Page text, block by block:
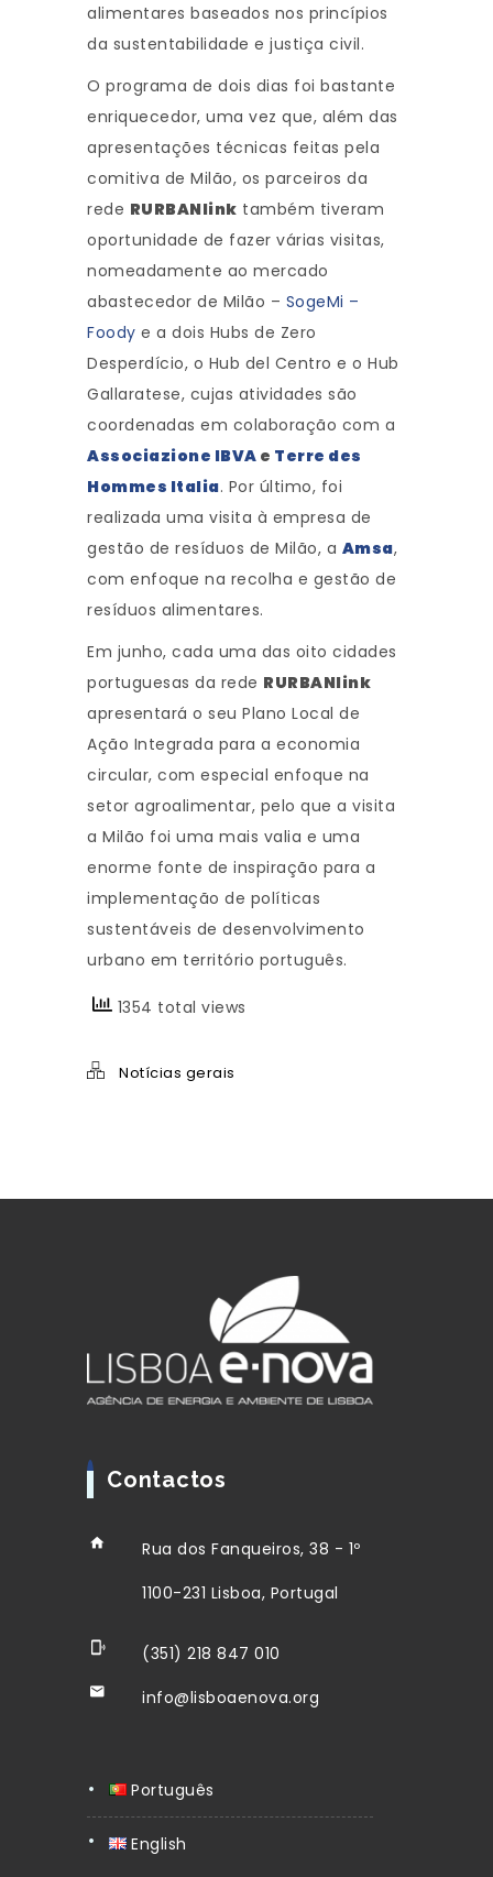
alimentares baseados nos princípios
da sustentabilidade e justiça civil.
O programa de dois dias foi bastante
enriquecedor, uma vez que, além das
apresentações técnicas feitas pela
comitiva de Milão, os parceiros da
rede RURBANlink também tiveram
oportunidade de fazer várias visitas,
nomeadamente ao mercado
abastecedor de Milão – SogeMi –
Foody e a dois Hubs de Zero
Desperdício, o Hub del Centro e o Hub
Gallaratese, cujas atividades são
coordenadas em colaboração com a
Associazione IBVA e Terre des
Hommes Italia. Por último, foi
realizada uma visita à empresa de
gestão de resíduos de Milão, a Amsa,
com enfoque na recolha e gestão de
resíduos alimentares.
Em junho, cada uma das oito cidades
portuguesas da rede RURBANlink
apresentará o seu Plano Local de
Ação Integrada para a economia
circular, com especial enfoque na
setor agroalimentar, pelo que a visita
a Milão foi uma mais valia e uma
enorme fonte de inspiração para a
implementação de políticas
sustentáveis de desenvolvimento
urbano em território português.
1354 total views
Notícias gerais
Contactos
Rua dos Fanqueiros, 38 - 1º
1100-231 Lisboa, Portugal
(351) 218 847 010
info@lisboaenova.org
Português
English